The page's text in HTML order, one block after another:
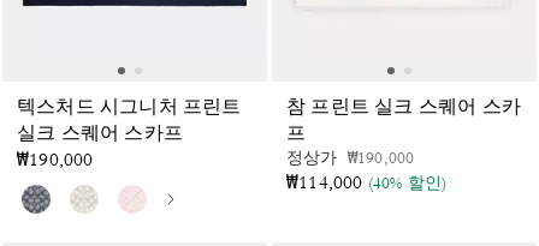
텍스처드 시그니처 프린트
실크 스퀘어 스카프
₩190,000
참 프린트 실크 스퀘어 스카
프
정상가 가격 인하 전
₩190,000인하됨
₩114,000 (40% 할인)